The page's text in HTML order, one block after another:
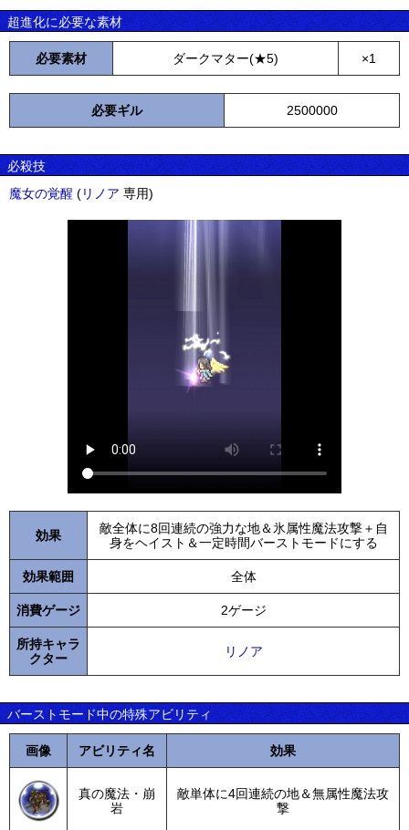
超進化に必要な素材
必要素材 ダークマター(★5) ×1
必要ギル 2500000
必殺技
魔女の覚醒 (リノア 専用)
効果
敵全体に8回連続の強力な地＆氷属性魔法攻撃＋自
身をヘイスト＆一定時間バーストモードにする
効果範囲 全体
消費ゲージ 2ゲージ
所持キャラ
クター
リノア
バーストモード中の特殊アビリティ
画像 アビリティ名 効果
真の魔法・崩
岩
敵単体に4回連続の地＆無属性魔法攻
撃